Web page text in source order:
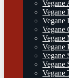
Vegane
Vegane
Vegane
Vegane
Vegane
Vegane
Vegane
Vegane
Vegane